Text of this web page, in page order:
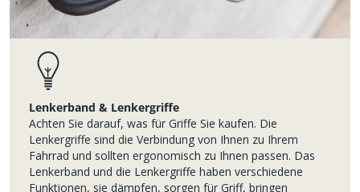
Lenkerband & Lenkergriffe
Achten Sie darauf, was für Griffe Sie kaufen. Die
Lenkergriffe sind die Verbindung von Ihnen zu Ihrem
Fahrrad und sollten ergonomisch zu Ihnen passen. Das
Lenkerband und die Lenkergriffe haben verschiedene
Funktionen, sie dämpfen, sorgen für Griff, bringen